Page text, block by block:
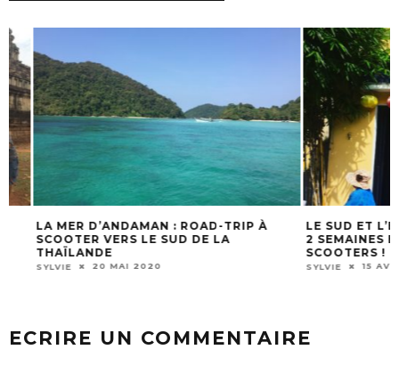
LA MER D’ANDAMAN : ROAD-TRIP À
SCOOTER VERS LE SUD DE LA
THAÏLANDE
SYLVIE 20 MAI 2020
LE SUD ET
2 SEMAINES ET
SCOOTERS !
SYLVIE 15 AVRIL
ECRIRE UN COMMENTAIRE